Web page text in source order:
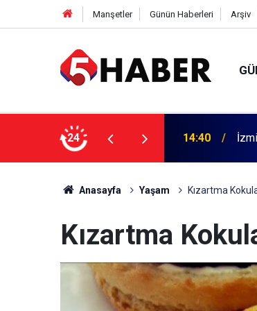
Manşetler Günün Haberleri Arşiv
24
dahil 11 kişi gözaltına alındı 13:55
Anasayfa Yaşam Kızartma
Kızartma